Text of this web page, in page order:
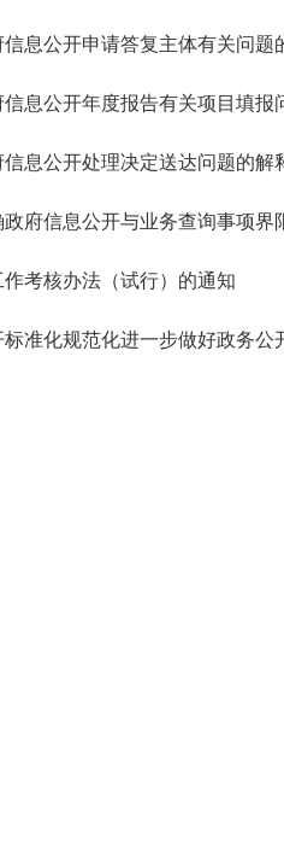
息公开申请答复主体有关问题
息公开年度报告有关项目填报
息公开处理决定送达问题的解
府信息公开与业务查询事项界
考核办法（试行）的通知
准化规范化进一步做好政务公